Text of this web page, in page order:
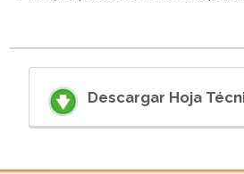
Descargar Hoja